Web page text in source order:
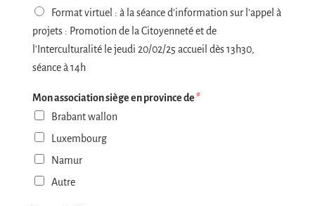
Format virtuel : à la séance d'information sur l'appel à
projets : Promotion de la Citoyenneté et de
l'Interculturalité le jeudi 20/02/25 accueil dès 13h30,
séance à 14h
Mon association siège en province de*
Brabant wallon
Luxembourg
Namur
Autre